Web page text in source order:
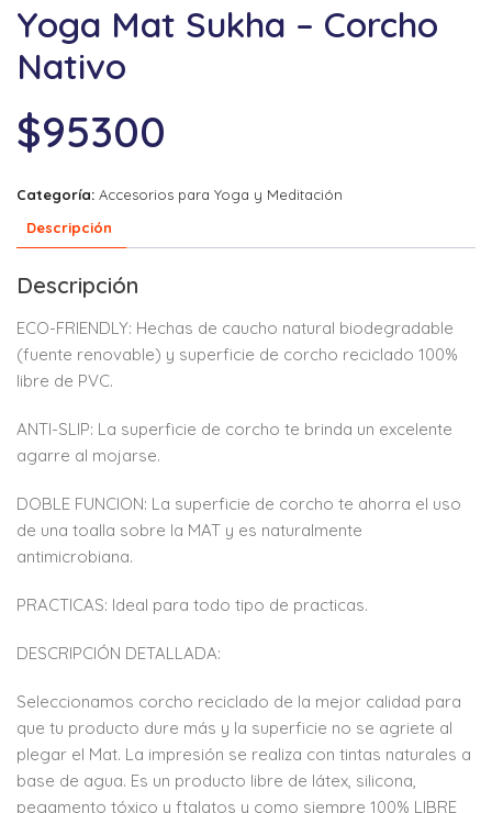
Yoga Mat Sukha – Corcho
Nativo
$95300
Categoría: Accesorios para Yoga y Meditación
Descripción
Descripción
ECO-FRIENDLY: Hechas de caucho natural biodegradable
(fuente renovable) y superficie de corcho reciclado 100%
libre de PVC.
ANTI-SLIP: La superficie de corcho te brinda un excelente
agarre al mojarse.
DOBLE FUNCION: La superficie de corcho te ahorra el uso
de una toalla sobre la MAT y es naturalmente
antimicrobiana.
PRACTICAS: Ideal para todo tipo de practicas.
DESCRIPCIÓN DETALLADA:
Seleccionamos corcho reciclado de la mejor calidad para
que tu producto dure más y la superficie no se agriete al
plegar el Mat. La impresión se realiza con tintas naturales a
base de agua. Es un producto libre de látex, silicona,
pegamento tóxico y ftalatos y como siempre 100% LIBRE